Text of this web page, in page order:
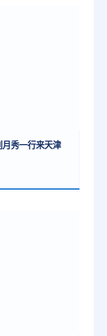
秀一行来天津